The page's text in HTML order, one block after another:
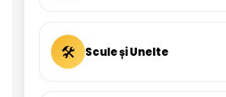
🛠 Scule și Unelte